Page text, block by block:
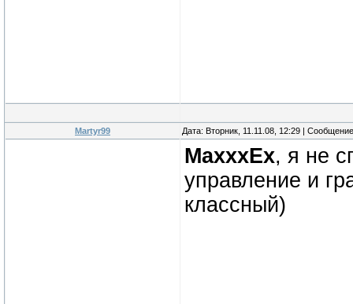
Martyr99 Дата: Вторник, 11.11.08, 12:29 |
MaxxxEx, я не
управление и
классный)